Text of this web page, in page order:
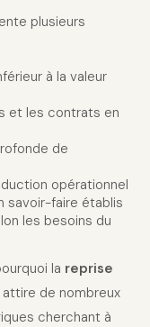
plusieurs
à la valeur
et les contrats en
de
opérationnel
savoir-faire établis
les besoins du
la reprise
attire de nombreux
cherchant à